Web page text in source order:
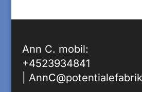
Ann C. mobil:
+4523934841